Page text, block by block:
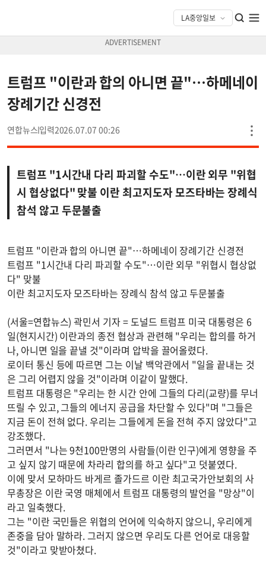
트럼프 "이란과 합의 아니면 끝"…하메네이
장례기간 신경전
연합뉴스 2026.07.07 00:26
트럼프 "1시간내 다리 파괴할 수도"…이란 외무 "위협
시 협상없다" 맞불 이란 최고지도자 모즈타바는 장례식
참석 않고 두문불출
트럼프 "이란과 합의 아니면 끝"…하메네이 장례기간 신경전
트럼프 "1시간내 다리 파괴할 수도"…이란 외무 "위협시 협상없
다" 맞불
이란 최고지도자 모즈타바는 장례식 참석 않고 두문불출
(서울=연합뉴스) 곽민서 기자 = 도널드 트럼프 미국 대통령은 6
일(현지시간) 이란과의 종전 협상과 관련해 "우리는 합의를 하거
나, 아니면 일을 끝낼 것"이라며 압박을 끌어올렸다.
로이터 통신 등에 따르면 그는 이날 백악관에서 "일을 끝내는 것
은 그리 어렵지 않을 것"이라며 이같이 말했다.
트럼프 대통령은 "우리는 한 시간 안에 그들의 다리(교량)를 무너
뜨릴 수 있고, 그들의 에너지 공급을 차단할 수 있다"며 "그들은
지금 돈이 전혀 없다. 우리는 그들에게 돈을 전혀 주지 않았다"고
강조했다.
그러면서 "나는 9천100만명의 사람들(이란 인구)에게 영향을 주
고 싶지 않기 때문에 차라리 합의를 하고 싶다"고 덧붙였다.
이에 맞서 모하마드 바게르 졸가드르 이란 최고국가안보회의 사
무총장은 이란 국영 매체에서 트럼프 대통령의 발언을 "망상"이
라고 일축했다.
그는 "이란 국민들은 위협의 언어에 익숙하지 않으니, 우리에게
존중을 담아 말하라. 그러지 않으면 우리도 다른 언어로 대응할
것"이라고 맞받아쳤다.